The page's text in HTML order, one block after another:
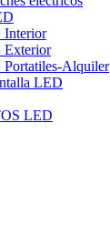
Interior
Exterior
Portatiles-Alquiler
LED
LED